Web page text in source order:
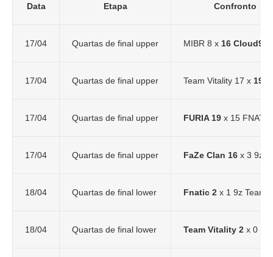
Data Etapa Confronto
17/04 Quartas de final upper MIBR 8 x 16 Cloud9
17/04 Quartas de final upper Team Vitality 17 x 19
17/04 Quartas de final upper FURIA 19 x 15 FNATIC
17/04 Quartas de final upper FaZe Clan 16 x 3 9z
18/04 Quartas de final lower Fnatic 2 x 1 9z Team
18/04 Quartas de final lower Team Vitality 2 x 0